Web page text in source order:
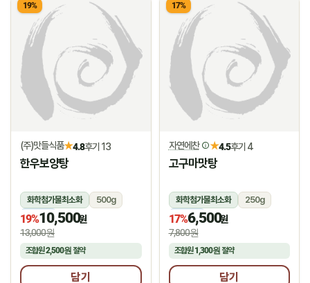
19%
(주)맛들식품★4.8후기 13
한우보양탕
화학첨가물최소화
500g
냉동
19%10,500원
13,000원
조합원2,500원 절약
담기
17%
자연에찬 ★4.5후기 4
고구마맛탕
화학첨가물최소화
250g
냉동
17%6,500원
7,800원
조합원1,300원절약
담기